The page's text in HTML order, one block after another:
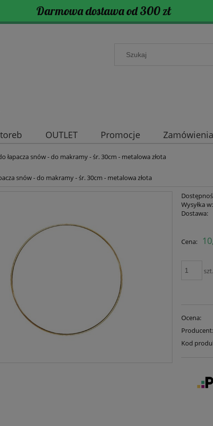
Darmowa dostawa od 300 zł
OUTLET Promocje
łapacza snów - do makramy - śr. 30cm - metalowa złota
snów - do makramy - śr. 30cm - metalowa złota
Wysyłka w:
Dostawa:
Cena:
szt.
Ocena:
Producent:
Kod